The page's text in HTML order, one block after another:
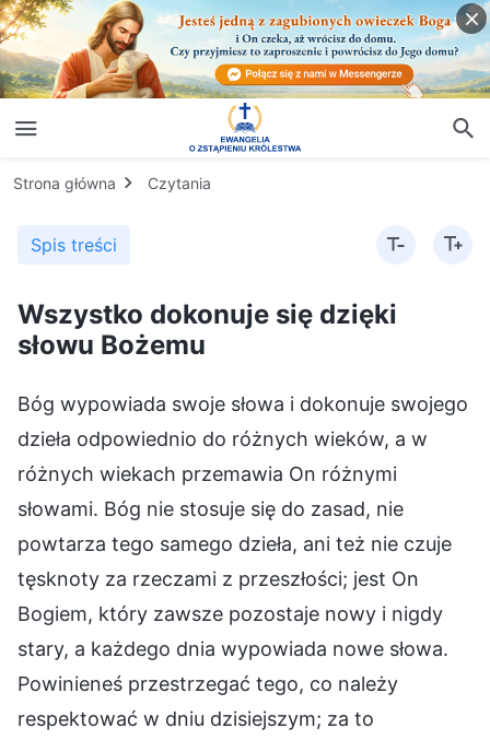
Strona główna Czytania
Spis treści
Wszystko dokonuje się dzięki
słowu Bożemu
Bóg wypowiada swoje słowa i dokonuje swojego
dzieła odpowiednio do różnych wieków, a w
różnych wiekach przemawia On różnymi
słowami. Bóg nie stosuje się do zasad, nie
powtarza tego samego dzieła, ani też nie czuje
tęsknoty za rzeczami z przeszłości; jest On
Bogiem, który zawsze pozostaje nowy i nigdy
stary, a każdego dnia wypowiada nowe słowa.
Powinieneś przestrzegać tego, co należy
respektować w dniu dzisiejszym; za to